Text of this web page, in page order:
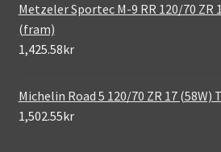
Metzeler Sportec M-9 RR 120/70 ZR
(fram)
1,425.58kr
Michelin Road 5 120/70 ZR 17 (58W)
1,502.55kr